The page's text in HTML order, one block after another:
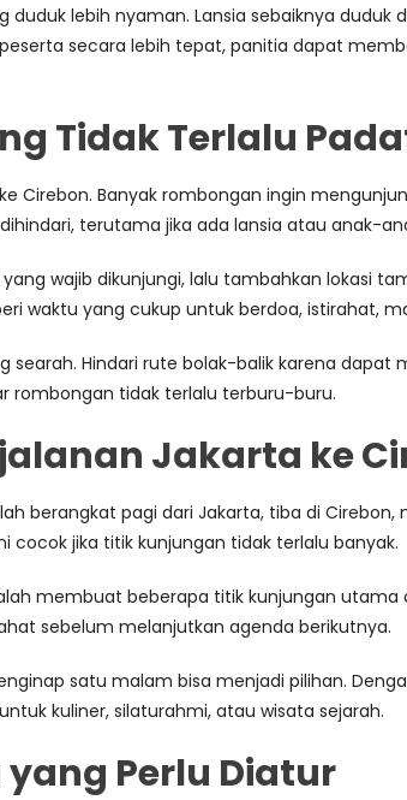
lebih nyaman. Lansia sebaiknya
secara lebih tepat, panitia dapat
Tidak Terlalu
Cirebon. Banyak rombongan ingin
terutama jika ada lansia atau anak-
wajib dikunjungi, lalu tambahkan lokasi
waktu yang cukup untuk berdoa, istirahat,
searah. Hindari rute bolak-balik karena
rombongan tidak terlalu terburu-buru.
Jakarta ke
berangkat pagi dari Jakarta, tiba di
cocok jika titik kunjungan tidak terlalu banyak.
membuat beberapa titik kunjungan
sebelum melanjutkan agenda berikutnya.
satu malam bisa menjadi pilihan.
kuliner, silaturahmi, atau wisata sejarah.
Perlu Diatur